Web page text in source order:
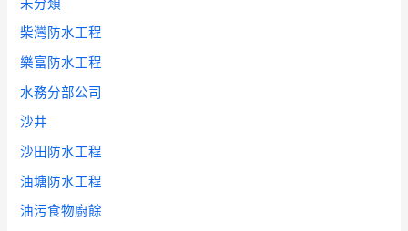
未分類
柴灣防水工程
樂富防水工程
水務分部公司
沙井
沙田防水工程
油塘防水工程
油污食物廚餘